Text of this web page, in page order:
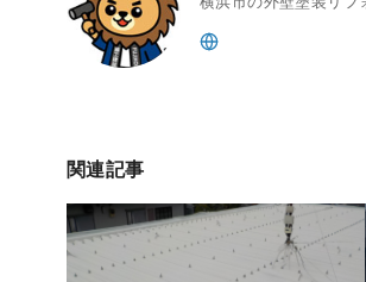
関連記事